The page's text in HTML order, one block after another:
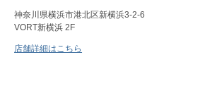
神奈川県横浜市港北区新横浜3-2-6
VORT新横浜 2F
店舗詳細はこちら